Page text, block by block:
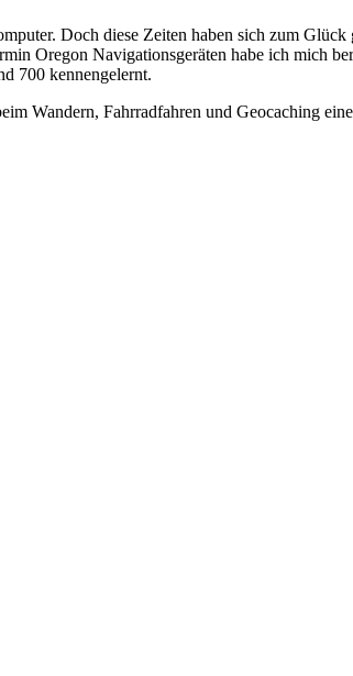
Doch diese Zeiten haben sich zum
Oregon Navigationsgeräten habe ich mich
700 kennengelernt.
Wandern, Fahrradfahren und Geocaching